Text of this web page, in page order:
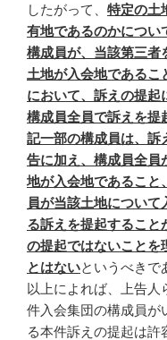
したがって、 特定の土
有地であるのかについ
構成員が、当該第三者
土地が入会地であるこ
において、訴えの提起
構成員全員で訴えを提
記一部の構成員は、訴
告に加え、構成員全員
地が入会地であること
員が当該土地につい
る訴えを提起すること
の提起ではないことを
とはないというべきで
以上によれば、上告人
件入会集団の構成員が
る本件訴えの提起は